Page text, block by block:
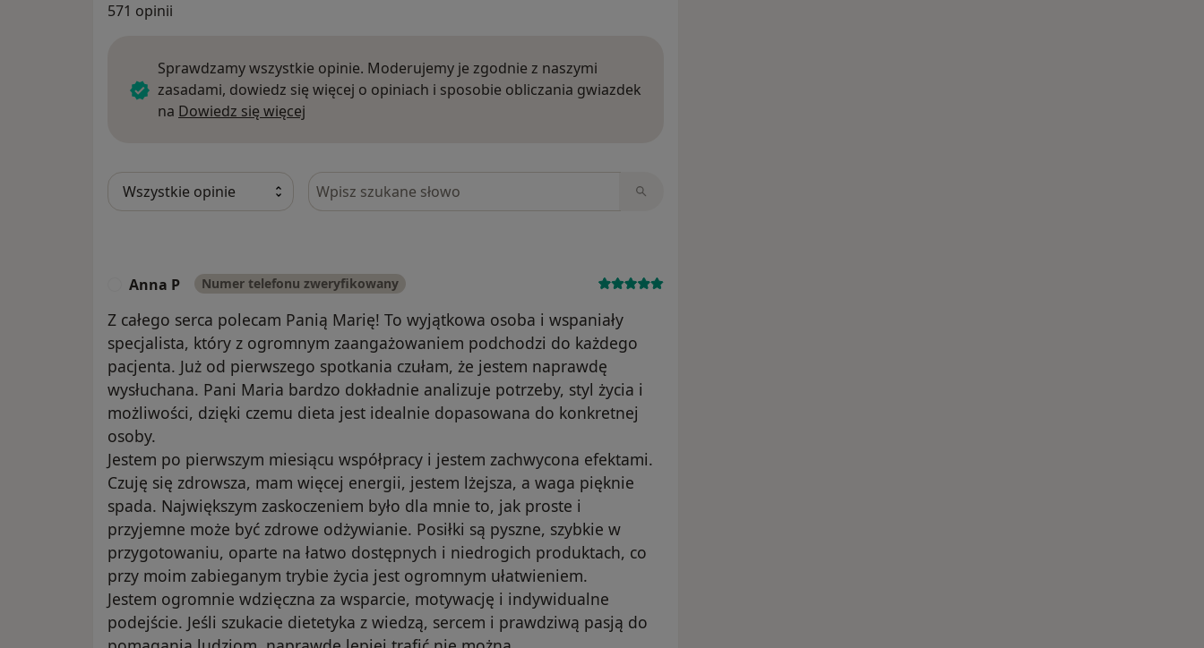
571 opinii
Sprawdzamy wszystkie opinie. Moderujemy je zgodnie z naszymi
zasadami, dowiedz się więcej o opiniach i sposobie obliczania gwiazdek
na Dowiedz się więcej
Szukaj w opiniach
Anna P Numer telefonu zweryfikowany
Z całego serca polecam Panią Marię! To wyjątkowa osoba i wspaniały
specjalista, który z ogromnym zaangażowaniem podchodzi do każdego
pacjenta. Już od pierwszego spotkania czułam, że jestem naprawdę
wysłuchana. Pani Maria bardzo dokładnie analizuje potrzeby, styl życia i
możliwości, dzięki czemu dieta jest idealnie dopasowana do konkretnej
osoby.
Jestem po pierwszym miesiącu współpracy i jestem zachwycona efektami.
Czuję się zdrowsza, mam więcej energii, jestem lżejsza, a waga pięknie
spada. Największym zaskoczeniem było dla mnie to, jak proste i
przyjemne może być zdrowe odżywianie. Posiłki są pyszne, szybkie w
przygotowaniu, oparte na łatwo dostępnych i niedrogich produktach, co
przy moim zabieganym trybie życia jest ogromnym ułatwieniem.
Jestem ogromnie wdzięczna za wsparcie, motywację i indywidualne
podejście. Jeśli szukacie dietetyka z wiedzą, sercem i prawdziwą pasją do